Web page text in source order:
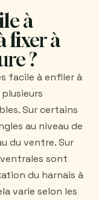
à
fixer à
?
facile à enfiler à
Sur certains
au niveau de
du ventre. Sur
sont
du harnais à
varie selon les